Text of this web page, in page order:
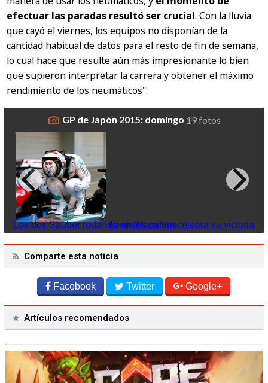
efectuar las paradas resultó ser crucial. Con la lluvia
que cayó el viernes, los equipos no disponían de la
cantidad habitual de datos para el resto de fin de semana,
lo cual hace que resulte aún más impresionante lo bien
que supieron interpretar la carrera y obtener el máximo
rendimiento de los neumáticos".
GP de Japón 2015: domingo 19 fotos
Lewis Hamilton celebra su victoria
en Japón
de
Los dos Sauber rodando en los puntos
Comparte esta noticia
Facebook Twitter Google+
Artículos recomendados